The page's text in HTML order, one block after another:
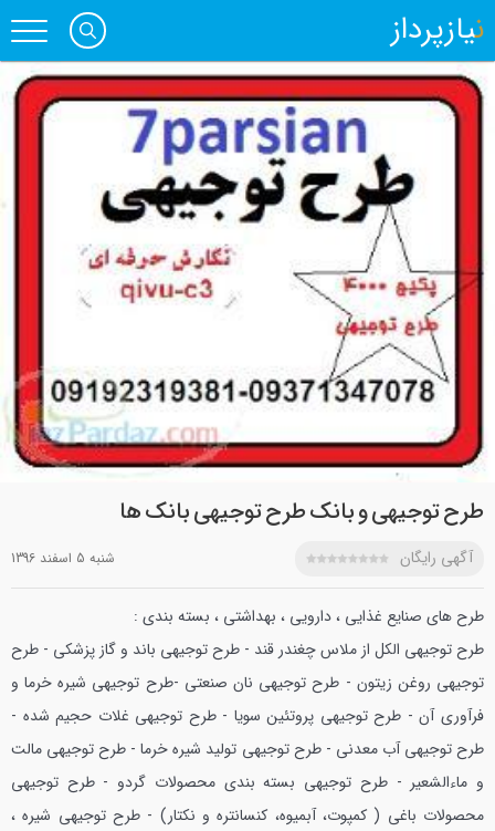
نیازپرداز
طرح توجیهی و بانک طرح توجیهی بانک ها
آگهی رایگان شنبه 5 اسفند 1396
طرح های صنایع غذایی ، دارویی ، بهداشتی ، بسته بندی :
طرح توجیهی الکل از ملاس چغندر قند - طرح توجیهی باند و گاز پزشکی - طرح
توجیهی روغن زیتون - طرح توجیهی نان صنعتی -طرح توجیهی شیره خرما و
فرآوری آن - طرح توجیهی پروتئین سویا - طرح توجیهی غلات حجیم شده -
طرح توجیهی آب معدنی - طرح توجیهی تولید شیره خرما - طرح توجیهی مالت
و ماءالشعیر - طرح توجیهی بسته بندی محصولات گردو - طرح توجیهی
محصولات باغی ( کمپوت، آبمیوه، کنسانتره و نکتار) - طرح توجیهی شیره ،